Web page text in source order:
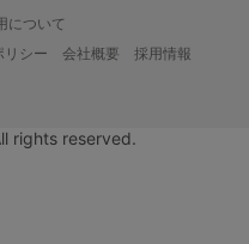
について
リシー 会社概要
採用情報
rights reserved.